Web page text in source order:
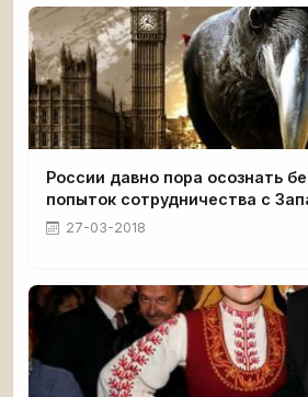
России давно пора осознать
попыток сотрудничества с
27-03-2018